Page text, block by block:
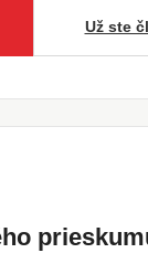
Už ste